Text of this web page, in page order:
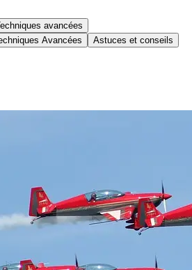
avancées
Avancées Astuces et conseils